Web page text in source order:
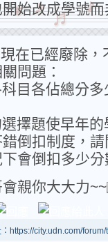
始改成學號
在已經廢除，
問題：
目各佔總分
擇題使早年
倒扣制度，
會倒扣多少分
親你大大力~~
：https://city.udn.com/